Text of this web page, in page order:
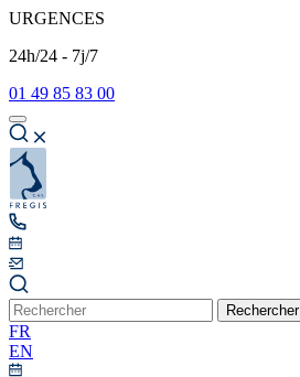
URGENCES
24h/24 - 7j/7
01 49 85 83 00
Rechercher
FR
EN